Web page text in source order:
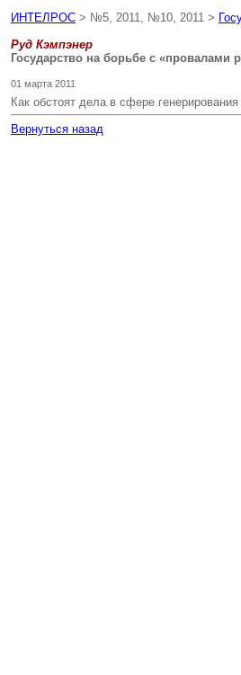
ИНТЕЛРОС > №5, 2011, №10, 2011 >
Руд Кэмпэнер
Государство на борьбе с «провалами
01 марта 2011
Как обстоят дела в сфере
Вернуться назад